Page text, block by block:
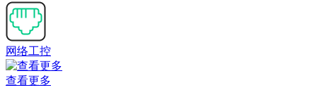
网络工控
查看更多